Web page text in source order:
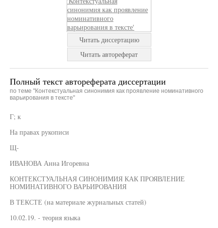
Читать диссертацию
Читать автореферат
Полный текст автореферата диссертации
по теме "Контекстуальная синонимия как проявление номинативного
варьирования в тексте"
Г; к
На правах рукописи
Щ-
ИВАНОВА Анна Игоревна
КОНТЕКСТУАЛЬНАЯ СИНОНИМИЯ КАК ПРОЯВЛЕНИЕ
НОМИНАТИВНОГО ВАРЬИРОВАНИЯ
В ТЕКСТЕ (на материале журнальных статей)
10.02.19. - теория языка